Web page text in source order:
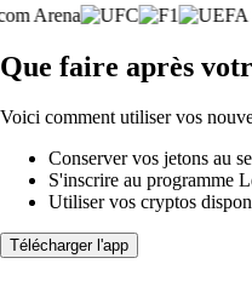
Que faire après
Voici comment utiliser vos
Conserver vos jetons au
S'inscrire au programme
Utiliser vos cryptos
Télécharger l'app